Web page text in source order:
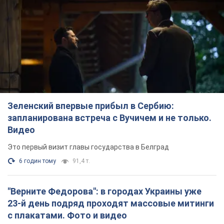
Зеленский впервые прибыл в Сербию:
запланирована встреча с Вучичем и не только.
Видео
Это первый визит главы государства в Белград
6 годин тому 91,4 т.
"Верните Федорова": в городах Украины уже
23-й день подряд проходят массовые митинги
с плакатами. Фото и видео